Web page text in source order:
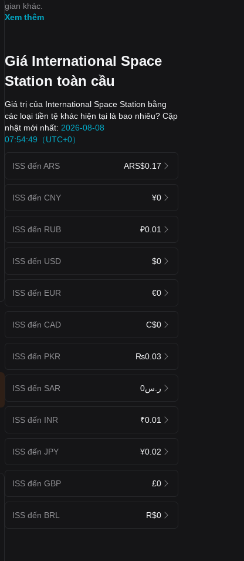
gian khác.
Xem thêm
Giá International Space
Station toàn cầu
Giá trị của International Space Station bằng
các loại tiền tệ khác hiện tại là bao nhiêu? Cập
nhật mới nhất: 2026-08-08
07:54:49（UTC+0）
ISS đến ARS ARS$0.17
ISS đến CNY ¥0
ISS đến RUB ₽0.01
ISS đến USD $0
ISS đến EUR €0
ISS đến CAD C$0
ISS đến PKR ₨0.03
ISS đến SAR ر.س0
ISS đến INR ₹0.01
ISS đến JPY ¥0.02
ISS đến GBP £0
ISS đến BRL R$0